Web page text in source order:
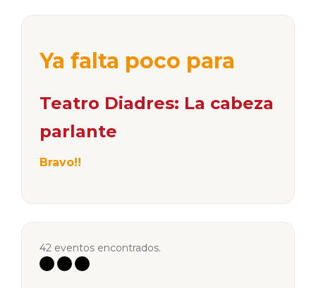
Ya falta poco para
Teatro Diadres: La cabeza
parlante
Bravo!!
42 eventos encontrados.